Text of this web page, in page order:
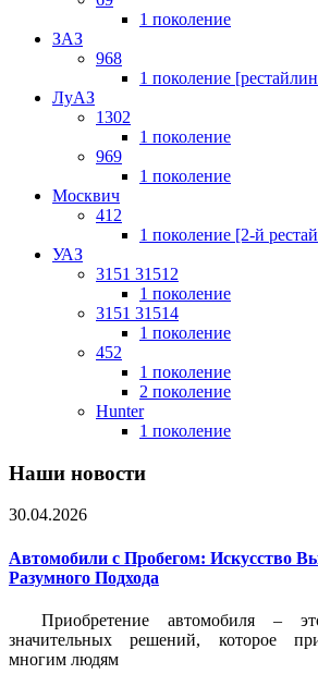
1 поколение
ЗАЗ
968
1 поколение
ЛуАЗ
1302
1 поколение
969
1 поколение
Москвич
412
1 поколение [2-й
УАЗ
3151 31512
1 поколение
3151 31514
1 поколение
452
1 поколение
2 поколение
Hunter
1 поколение
Наши новости
30.04.2026
Автомобили с Пробегом: Искусство
Разумного Подхода
Приобретение автомобиля –
значительных решений, которое
многим людям